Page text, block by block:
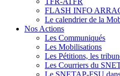
FLASH INFO
Le calendrier de la
Nos Actions
Les Communiqués
Les Mobilisations
Les Pétitions, les
Les Courriers du
Le SNETAP-FSU